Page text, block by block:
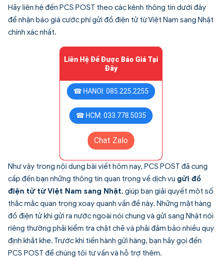
Hãy liên hệ đến PCS POST theo các kênh thông tin dưới đây
để nhận báo giá cước phí gửi đồ điện tử từ Việt Nam sang Nhật
chính xác nhất.
Liên Hệ Để Được Báo Giá Tại
Đây
☎ HANOI: 085.225.2255
☎ HCM: 033.778.5035
Chat Zalo
Như vậy trong nội dung bài viết hôm nay, PCS POST đã cung
cấp đến bạn những thông tin quan trọng về dịch vụ gửi đồ
điện tử từ Việt Nam sang Nhật, giúp bạn giải quyết một số
thắc mắc quan trọng xoay quanh vấn đề này. Những mặt hàng
đồ điện tử khi gửi ra nước ngoài nói chung và gửi sang Nhật nói
riêng thường phải kiểm tra chặt chẽ và phải đảm bảo nhiều quy
định khắt khe. Trước khi tiến hành gửi hàng, bạn hãy gọi đến
PCS POST để chúng tôi tư vấn và hỗ trợ thêm.